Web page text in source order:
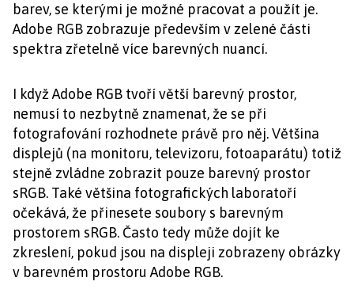
barev, se kterými je možné pracovat a použít je.
Adobe RGB zobrazuje především v zelené části
spektra zřetelně více barevných nuancí.
I když Adobe RGB tvoří větší barevný prostor,
nemusí to nezbytně znamenat, že se při
fotografování rozhodnete právě pro něj. Většina
displejů (na monitoru, televizoru, fotoaparátu) totiž
stejně zvládne zobrazit pouze barevný prostor
sRGB. Také většina fotografických laboratoří
očekává, že přinesete soubory s barevným
prostorem sRGB. Často tedy může dojít ke
zkreslení, pokud jsou na displeji zobrazeny obrázky
v barevném prostoru Adobe RGB.